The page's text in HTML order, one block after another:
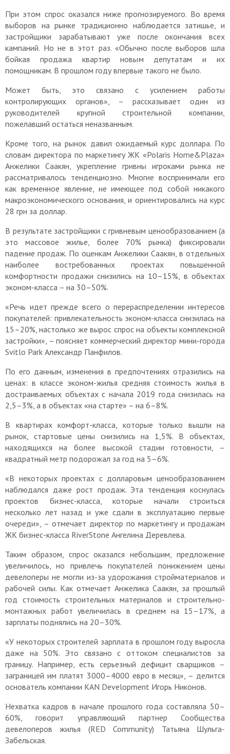
При этом спрос оказался ниже прогнозируемого. Во время
выборов на рынке традиционно наблюдается затишье, и
застройщики зарабатывают уже после окончания всех
кампаний. Но не в этот раз. «Обычно после выборов шла
бойкая продажа квартир новым депутатам и их
помощникам. В прошлом году впервые такого не было.
Может быть, это связано с усилением работы
контролирующих органов», – рассказывает один из
руководителей крупной строительной компании,
пожелавший остаться неназванным.
Кроме того, на рынок давил ожидаемый курс доллара. По
словам директора по маркетингу ЖК «Polaris Home&Plaza»
Анжелики Саакян, укрепление гривны игроками рынка не
рассматривалось тенденциозно. Многие воспринимали его
как временное явление, не имеющее под собой никакого
макроэкономического основания, и ориентировались на курс
28 грн за доллар.
В результате застройщики с гривневым ценообразованием (а
это массовое жилье, более 70% рынка) фиксировали
падение продаж. По оценкам Анжелики Саакян, в отдельных
наиболее востребованных проектах повышенной
комфортности продажи снизились на 10–15%, в объектах
эконом-класса – на 30–50%.
«Речь идет прежде всего о перераспределении интересов
покупателей: привлекательность эконом-класса снизилась на
15–20%, настолько же вырос спрос на объекты комплексной
застройки», – поясняет коммерческий директор мини-города
Svitlo Park Александр Панфилов.
По его данным, изменения в предпочтениях отразились на
ценах: в классе эконом-жилья средняя стоимость жилья в
достраиваемых объектах с начала 2019 года снизилась на
2,5–3%, а в объектах «на старте» – на 6–8%.
В квартирах комфорт-класса, которые только вышли на
рынок, стартовые цены снизились на 1,5%. В объектах,
находящихся на более высокой стадии готовности, –
квадратный метр подорожал за год на 5–6%.
«В некоторых проектах с долларовым ценообразованием
наблюдался даже рост продаж. Эта тенденция коснулась
проектов бизнес-класса, которые начали строиться
несколько лет назад и уже сдали в эксплуатацию первые
очереди», – отмечает директор по маркетингу и продажам
ЖК бизнес-класса RiverStone Ангелина Деревлева.
Таким образом, спрос оказался небольшим, предложение
увеличилось, но привлечь покупателей понижением цены
девелоперы не могли из-за удорожания стройматериалов и
рабочей силы. Как отмечает Анжелика Саакян, за прошлый
год стоимость строительных материалов и строительно-
монтажных работ увеличилась в среднем на 15–17%, а
зарплаты поднялись на 20–30%.
«У некоторых строителей зарплата в прошлом году выросла
даже на 50%. Это связано с оттоком специалистов за
границу. Например, есть серьезный дефицит сварщиков –
заграницей им платят 3000–4000 евро в месяц», – делится
основатель компании KAN Development Игорь Никонов.
Нехватка кадров в начале прошлого года составляла 50–
60%, говорит управляющий партнер Сообщества
девелоперов жилья (RED Community) Татьяна Шульга-
Забельская.